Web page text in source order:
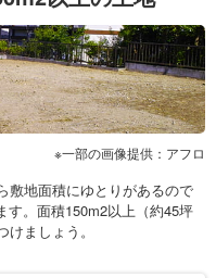
一部の画像提供：アフロ
敷地面積にゆとりがあるので
す。面積150m2以上（約45坪
ましょう。